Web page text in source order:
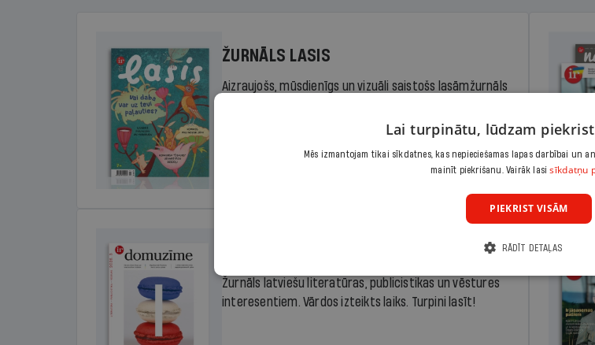
ŽURNĀLS LASIS
Aizraujošs, mūsdienīgs un vizuāli saistošs lasāmžurnāls
Abonēt
Žurnāls latviešu literatūras, publicistikas un vēstures
interesentiem. Vārdos izteikts laiks. Turpini lasīt!
Lai turpinātu, lūdzam
Mēs izmantojam tikai sīkdatnes, kas nepieciešamas lapas darbībai un
mainīt piekrišanu. Vairāk lasisīkdatņu
PIEKRIST VISĀM
RĀDĪT DETAĻAS